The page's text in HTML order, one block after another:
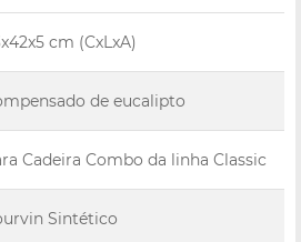
cm (CxLxA)
de eucalipto
Cadeira Combo da linha Classic
Sintético